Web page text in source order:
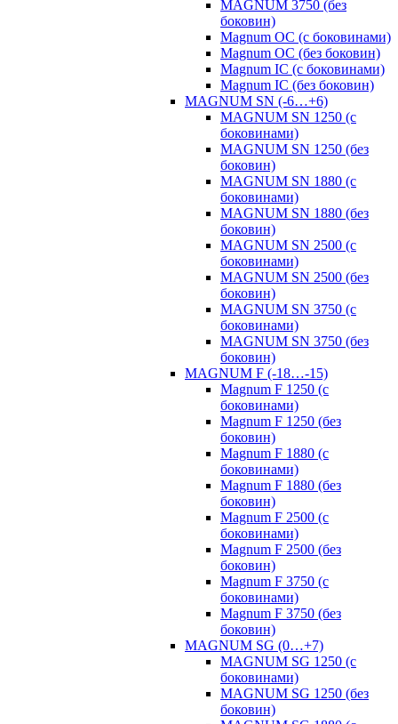
MAGNUM 3750 (без
боковин)
Magnum OC (с боковинами)
Magnum OC (без боковин)
Magnum IC (с боковинами)
Magnum IC (без боковин)
MAGNUM SN (-6…+6)
MAGNUM SN 1250 (с
боковинами)
MAGNUM SN 1250 (без
боковин)
MAGNUM SN 1880 (с
боковинами)
MAGNUM SN 1880 (без
боковин)
MAGNUM SN 2500 (с
боковинами)
MAGNUM SN 2500 (без
боковин)
MAGNUM SN 3750 (с
боковинами)
MAGNUM SN 3750 (без
боковин)
MAGNUM F (-18…-15)
Magnum F 1250 (с
боковинами)
Magnum F 1250 (без
боковин)
Magnum F 1880 (с
боковинами)
Magnum F 1880 (без
боковин)
Magnum F 2500 (с
боковинами)
Magnum F 2500 (без
боковин)
Magnum F 3750 (с
боковинами)
Magnum F 3750 (без
боковин)
MAGNUM SG (0…+7)
MAGNUM SG 1250 (с
боковинами)
MAGNUM SG 1250 (без
боковин)